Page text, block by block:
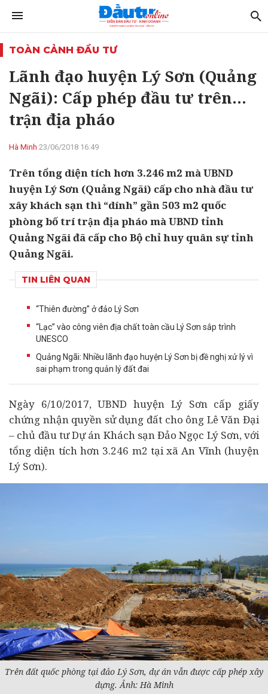
TOÀN CẢNH ĐẦU TƯ
Lãnh đạo huyện Lý Sơn (Quảng
Ngãi): Cấp phép đầu tư trên…
trận địa pháo
Hà Minh 23/06/2018 16:49
Trên tổng diện tích hơn 3.246 m2 mà UBND
huyện Lý Sơn (Quảng Ngãi) cấp cho nhà đầu tư
xây khách sạn thì “dính” gần 503 m2 quốc
phòng bố trí trận địa pháo mà UBND tỉnh
Quảng Ngãi đã cấp cho Bộ chỉ huy quân sự tỉnh
Quảng Ngãi.
TIN LIÊN QUAN
“Thiên đường” ở đảo Lý Sơn
“Lạc” vào công viên địa chất toàn cầu Lý Sơn sắp trình
UNESCO
Quảng Ngãi: Nhiều lãnh đạo huyện Lý Sơn bị đề nghị xử lý vì
sai phạm trong quản lý đất đai
Ngày 6/10/2017, UBND huyện Lý Sơn cấp giấy
chứng nhận quyền sử dụng đất cho ông Lê Văn Đại
– chủ đầu tưDự án Khách sạn Đảo Ngọc Lý Sơn, với
tổng diện tích hơn 3.246 m2 tại xã An Vĩnh (huyện
Lý Sơn).
Trên đất quốc phòng tại đảo Lý Sơn, dự án vẫn được cấp phép xây
dựng. Ảnh: Hà Minh